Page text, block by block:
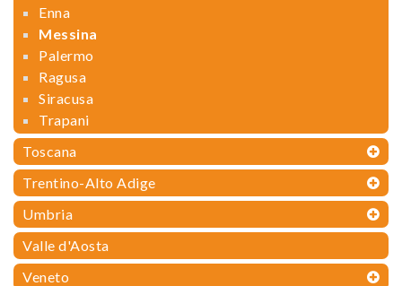
Enna
Messina
Palermo
Ragusa
Siracusa
Trapani
Toscana
Trentino-Alto Adige
Umbria
Valle d'Aosta
Veneto